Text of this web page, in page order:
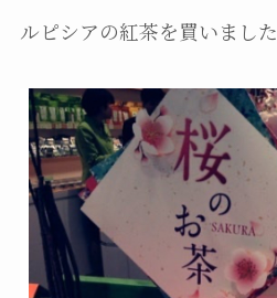
ルピシアの紅茶を買いました